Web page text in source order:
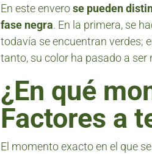
En este enverose pueden
fase negra. En la primera, se
todavía se encuentran verdes;
tanto, su color ha pasado a ser
¿En qué
Factores a
El momento exacto en el que